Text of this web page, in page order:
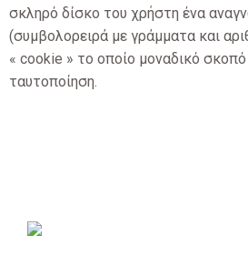
σκληρό δίσκο του χρήστη ένα
(συμβολορειρά με γράμματα και
« cookie » το οποίο μοναδικό
ταυτοποίηση.